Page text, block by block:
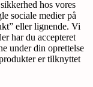
hos vores
sociale medier på
eller lignende. Vi
har du accepteret
under din oprettelse
er tilknyttet